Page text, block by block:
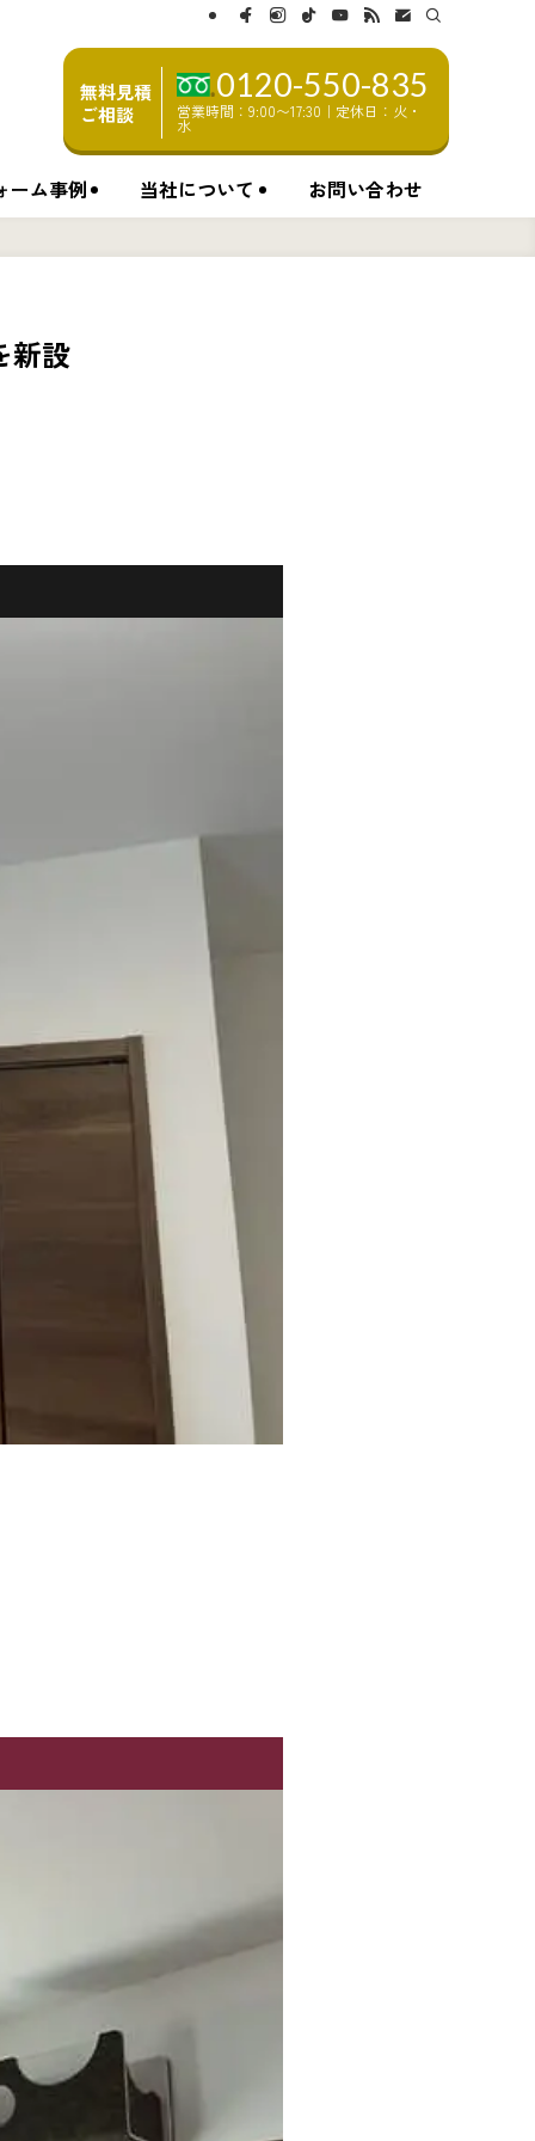
ーム事例 当社について お問い合わせ
無料見積
ご相談
0120-550-835
営業時間：9:00〜17:30｜定休日：火・
水
新設